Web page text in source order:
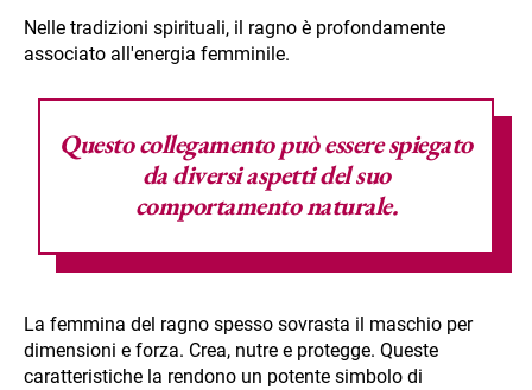
Nelle tradizioni spirituali, il ragno è profondamente
associato all'energia femminile.
Questo collegamento può essere spiegato
da diversi aspetti del suo
comportamento naturale.
La femmina del ragno spesso sovrasta il maschio per
dimensioni e forza. Crea, nutre e protegge. Queste
caratteristiche la rendono un potente simbolo di